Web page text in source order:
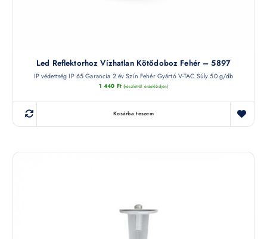
Led Reflektorhoz Vízhatlan Kötődoboz Fehér – 5897
IP védettség IP 65 Garancia 2 év Szín Fehér Gyártó V-TAC Súly 50 g/db
1 440 Ft (készletről érdeklődjön)
Kosárba teszem